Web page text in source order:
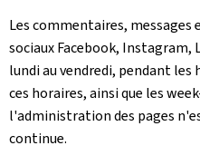
Les commentaires, messages
sociaux Facebook,
lundi au vendredi, pendant les
ces horaires, ainsi que les
l'administration des pages
continue.